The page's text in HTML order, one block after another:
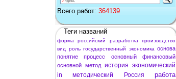
Всего работ: 364139
Теги названий
форма российский разработка
производство
вид
роль государственный экономика основа
понятие
процесс основный
финансовый
основной метод история экономический
in
методический Россия
работа